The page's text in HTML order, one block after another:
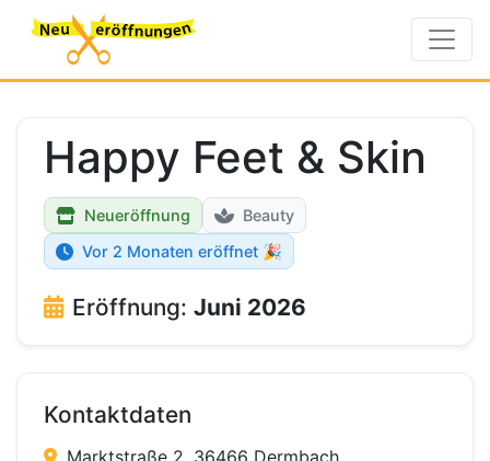
Happy Feet & Skin
Neueröffnung
Beauty
Vor 2 Monaten eröffnet 🎉
Eröffnung: Juni 2026
Kontaktdaten
Marktstraße 2, 36466 Dermbach